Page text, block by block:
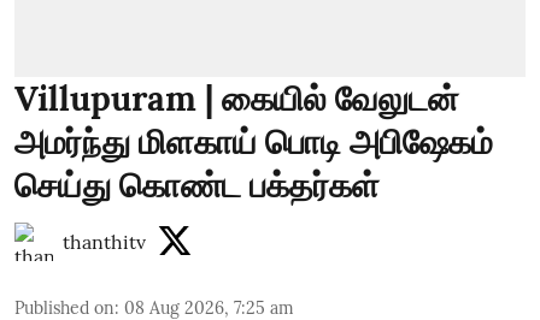
Villupuram | கையில் வேலுடன்
அமர்ந்து மிளகாய் பொடி அபிஷேகம்
செய்து கொண்ட பக்தர்கள்
thanthitv
Published on: 08 Aug 2026, 7:25 am